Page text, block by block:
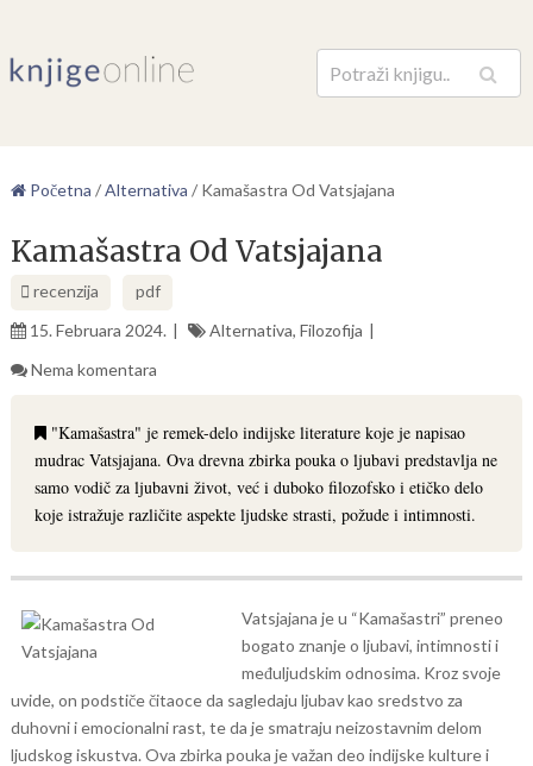
Pretraga
Početna /Alternativa / Kamašastra Od Vatsjajana
Kamašastra Od Vatsjajana
recenzija
pdf
15. Februara 2024.
Alternativa, Filozofija
Nema komentara
"Kamašastra" je remek-delo indijske literature koje je napisao
mudrac Vatsjajana. Ova drevna zbirka pouka o ljubavi predstavlja ne
samo vodič za ljubavni život, već i duboko filozofsko i etičko delo
koje istražuje različite aspekte ljudske strasti, požude i intimnosti.
Vatsjajana je u “Kamašastri” preneo
bogato znanje o ljubavi, intimnosti i
međuljudskim odnosima. Kroz svoje
uvide, on podstiče čitaoce da sagledaju ljubav kao sredstvo za
duhovni i emocionalni rast, te da je smatraju neizostavnim delom
ljudskog iskustva. Ova zbirka pouka je važan deo indijske kulture i